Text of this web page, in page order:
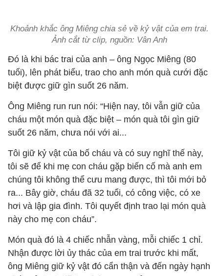
Khoảnh khắc ông Miêng chia sẻ về kỷ vật của em trai.
Ảnh cắt từ clip, nguồn: Vân Anh
Đó là khi bác trai của anh – ông Ngọc Miêng (80
tuổi), lên phát biểu, trao cho anh món quà cưới đặc
biệt được giữ gìn suốt 26 năm.
Ông Miêng run run nói: “Hiện nay, tôi vẫn giữ của
cháu một món quà đặc biệt – món quà tôi gìn giữ
suốt 26 năm, chưa nói với ai...
Tôi giữ kỷ vật của bố cháu và có suy nghĩ thế này,
tôi sẽ để khi mẹ con cháu gặp biến cố mà anh em
chúng tôi không thể cưu mang được, thì tôi mới bỏ
ra... Bây giờ, cháu đã 32 tuổi, có công việc, có xe
hơi và lập gia đình. Tôi quyết định trao lại món quà
này cho mẹ con cháu”.
Món quà đó là 4 chiếc nhẫn vàng, mỗi chiếc 1 chỉ.
Nhận được lời ủy thác của em trai trước khi mất,
ông Miêng giữ kỷ vật đó cẩn thận và đến ngày hạnh